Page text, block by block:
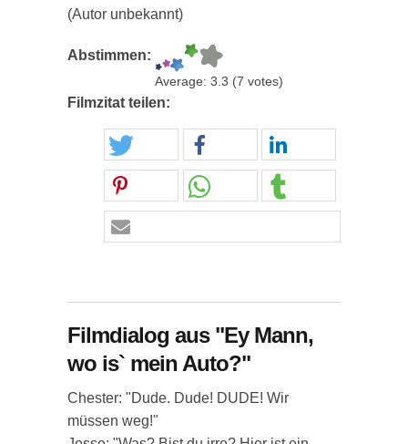
(Autor unbekannt)
Abstimmen:
Average: 3.3 (7 votes)
Filmzitat teilen:
Filmdialog aus "Ey Mann,
wo is` mein Auto?"
Chester: "Dude. Dude! DUDE! Wir
müssen weg!"